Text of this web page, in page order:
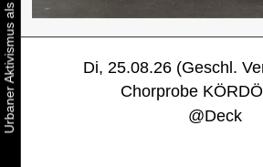
Di, 25.08.26 (Geschl.
Chorprobe
@Deck